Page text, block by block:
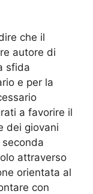
che il
autore di
sfida
e per la
a favorire il
dei giovani
attraverso
orientata al
con